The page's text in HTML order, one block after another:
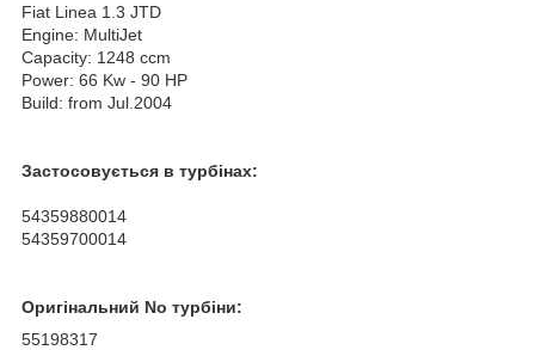
Fiat Linea 1.3 JTD
Engine: MultiJet
Capacity: 1248 ccm
Power: 66 Kw - 90 HP
Build: from Jul.2004
Застосовується в турбінах:
54359880014
54359700014
Оригінальний No турбіни:
55198317